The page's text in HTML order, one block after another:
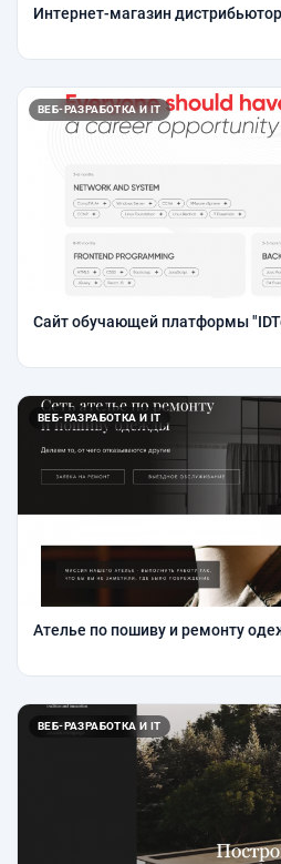
Интернет-магазин
ВЕБ-РАЗРАБОТКА И IT
Сайт обучающей платформы
ВЕБ-РАЗРАБОТКА И IT
Ателье по пошиву и ремонту
ВЕБ-РАЗРАБОТКА И IT